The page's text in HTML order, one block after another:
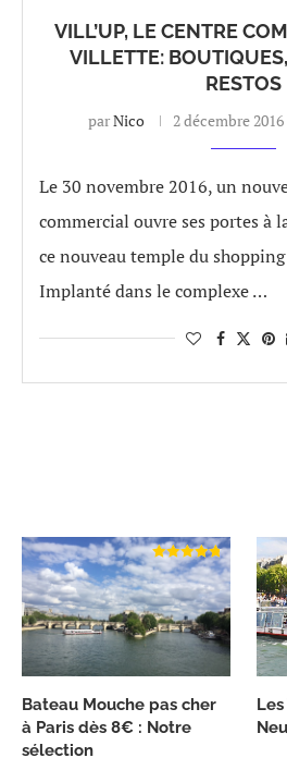
VILL’UP, LE CENTRE
VILLETTE:
RESTOS
parNico 2 décembre 2016
Le 30 novembre 2016, un
commercial ouvre ses portes à
ce nouveau temple du
Implanté dans le complexe …
Bateau Mouche pas cher
à Paris dès 8€ : Notre
sélection